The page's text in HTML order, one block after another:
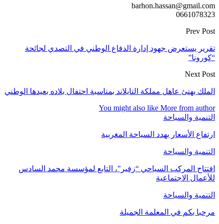
barhon.hassan@gmail.com
0661078323
Prev Post
تقرير يستعرض جهود إدارة الدفاع الوطني في التصدي لجائحة
“كورونا”
Next Post
الملك يهنئ عاهل مملكة التايلاند بمناسبة احتفال بلاده بعيدها الوطني
You might also like More from author
التنمية والسياحة
ارتفاع الأسعار يهدد السياحة المغربية
التنمية والسياحة
افتتاح المركب السياحي “زفير”، التابع لمؤسسة محمد السادس
للأعمال الاجتماعية
التنمية والسياحة
مرحبا بكم في المعلمة الجميلة